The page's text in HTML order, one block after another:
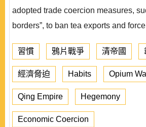
adopted trade coercion measures,
borders”, to ban tea exports and
習慣 鴉片戰爭 清帝國
經濟脅迫 Habits Opium
Qing Empire Hegemony
Economic Coercion